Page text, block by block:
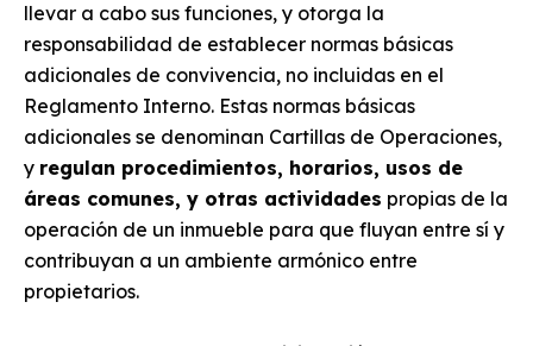
llevar a cabo sus funciones, y otorga la
responsabilidad de establecer normas básicas
adicionales de convivencia, no incluidas en el
Reglamento Interno. Estas normas básicas
adicionales se denominan Cartillas de Operaciones,
y regulan procedimientos, horarios, usos de
áreas comunes, y otras actividades propias de la
operación de un inmueble para que fluyan entre sí y
contribuyan a un ambiente armónico entre
propietarios.